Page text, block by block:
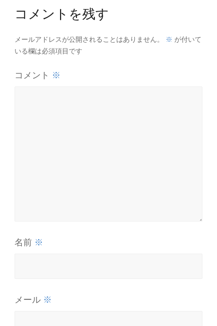
コメントを残す
メールアドレスが公開されることはありません。 ※ が付いて
いる欄は必須項目です
コメント ※
名前 ※
メール ※